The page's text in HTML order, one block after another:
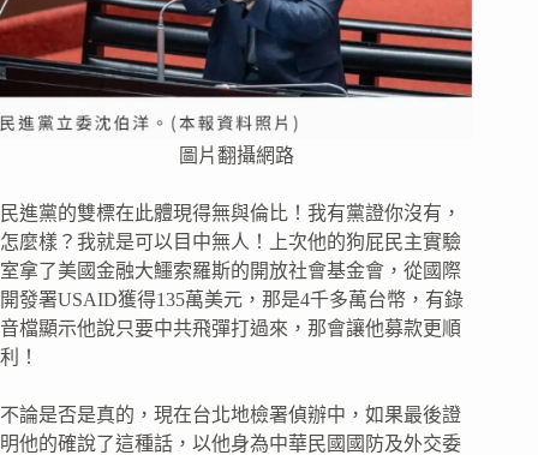
圖片翻攝網路
民進黨的雙標在此體現得無與倫比！我有黨證你沒有，
怎麼樣？我就是可以目中無人！上次他的狗屁民主實驗
室拿了美國金融大鱷索羅斯的開放社會基金會，從國際
開發署USAID獲得135萬美元，那是4千多萬台幣，有錄
音檔顯示他說只要中共飛彈打過來，那會讓他募款更順
利！
不論是否是真的，現在台北地檢署偵辦中，如果最後證
明他的確說了這種話，以他身為中華民國國防及外交委